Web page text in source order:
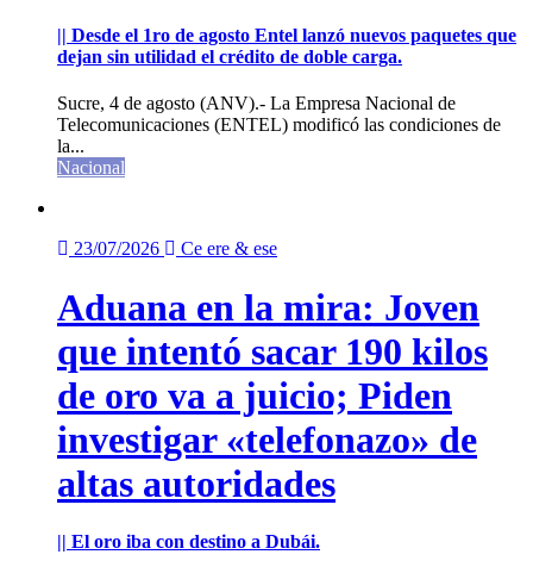
|| Desde el 1ro de agosto Entel lanzó nuevos paquetes que
dejan sin utilidad el crédito de doble carga.
Sucre, 4 de agosto (ANV).- La Empresa Nacional de
Telecomunicaciones (ENTEL) modificó las condiciones de
la...
Nacional
23/07/2026 Ce ere & ese
Aduana en la mira: Joven
que intentó sacar 190 kilos
de oro va a juicio; Piden
investigar «telefonazo» de
altas autoridades
|| El oro iba con destino a Dubái.